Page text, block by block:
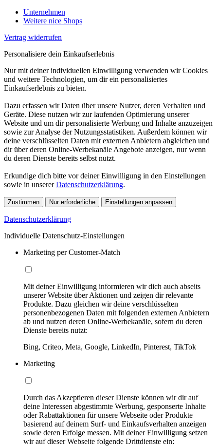
Unternehmen
Weitere nice Shops
Vertrag widerrufen
Personalisiere dein Einkaufserlebnis
Nur mit deiner individuellen Einwilligung verwenden wir Cookies
und weitere Technologien, um dir ein personalisiertes
Einkaufserlebnis zu bieten.
Dazu erfassen wir Daten über unsere Nutzer, deren Verhalten und
Geräte. Diese nutzen wir zur laufenden Optimierung unserer
Website und um dir personalisierte Werbung und Inhalte anzuzeigen
sowie zur Analyse der Nutzungsstatistiken. Außerdem können wir
deine verschlüsselten Daten mit externen Anbietern abgleichen und
dir über deren Online-Werbekanäle Angebote anzeigen, nur wenn
du deren Dienste bereits selbst nutzt.
Erkundige dich bitte vor deiner Einwilligung in den Einstellungen
sowie in unsererDatenschutzerklärung.
Zustimmen Nur erforderliche Einstellungen anpassen
Datenschutzerklärung
Individuelle Datenschutz-Einstellungen
Marketing per Customer-Match
Mit deiner Einwilligung informieren wir dich auch abseits
unserer Website über Aktionen und zeigen dir relevante
Produkte. Dazu gleichen wir deine verschlüsselten
personenbezogenen Daten mit folgenden externen Anbietern
ab und nutzen deren Online-Werbekanäle, sofern du deren
Dienste bereits nutzt:
Bing, Criteo, Meta, Google, LinkedIn, Pinterest, TikTok
Marketing
Durch das Akzeptieren dieser Dienste können wir dir auf
deine Interessen abgestimmte Werbung, gesponserte Inhalte
oder Rabattaktionen für unsere Webseite oder Produkte
basierend auf deinem Surf- und Einkaufsverhalten anzeigen
sowie deren Erfolge messen. Mit deiner Einwilligung setzen
wir auf dieser Webseite folgende Drittdienste ein: